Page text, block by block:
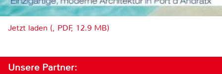
Jetzt laden (, PDF, 12.9 MB)
Unsere Partner: